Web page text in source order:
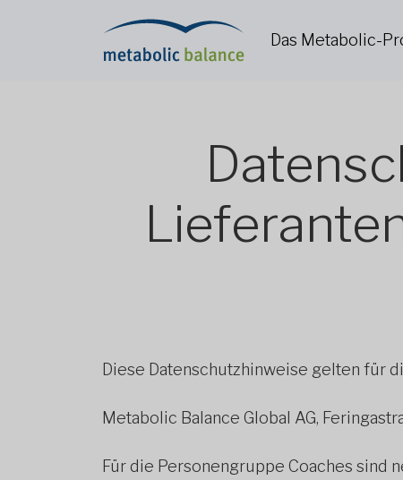
Das Metabolic-
Diese Datenschutzhinweise gelten für
Metabolic Balance Global AG,
Für die Personengruppe Coaches sind